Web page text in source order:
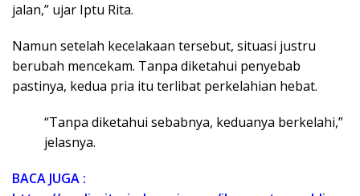
jalan,” ujar Iptu Rita.
Namun setelah kecelakaan tersebut, situasi justru
berubah mencekam. Tanpa diketahui penyebab
pastinya, kedua pria itu terlibat perkelahian hebat.
“Tanpa diketahui sebabnya, keduanya berkelahi,”
jelasnya.
BACA JUGA :